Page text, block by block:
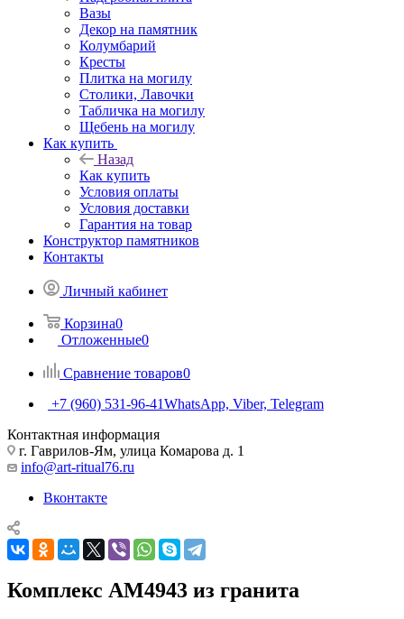
Вазы
Декор на памятник
Колумбарий
Кресты
Плитка на могилу
Столики, Лавочки
Табличка на могилу
Щебень на могилу
Как купить
Назад
Как купить
Условия оплаты
Условия доставки
Гарантия на товар
Конструктор памятников
Контакты
Личный кабинет
Корзина0
Отложенные0
Сравнение товаров0
+7 (960) 531-96-41WhatsApp, Viber, Telegram
Контактная информация
г. Гаврилов-Ям, улица Комарова д. 1
info@art-ritual76.ru
Вконтакте
Комплекс AM4943 из гранита